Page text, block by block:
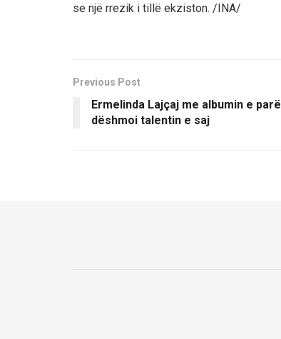
se një rrezik i tillë ekziston. /INA/
Previous Post
Ermelinda Lajçaj me albumin e parë
dëshmoi talentin e saj